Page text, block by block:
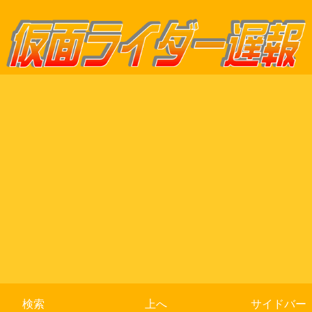
検索 上へ サイドバー